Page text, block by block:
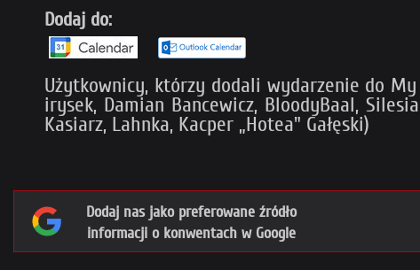
Dodaj do:
Użytkownicy, którzy dodali wydarzenie do
irysek, Damian Bancewicz, BloodyBaal,
Kasiarz, Lahnka, Kacper „Hotea" Gałęski)
Dodaj nas jako preferowane źródło
informacji o konwentach w Google